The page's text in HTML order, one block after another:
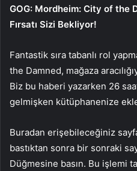
GOG: Mordheim: City of the
Fırsatı Sizi Bekliyor!
Fantastik sıra tabanlı rol
the Damned, mağaza
Biz bu haberi yazarken 26
gelmişken kütüphanenize
Buradan erişebileceğiniz
bastıktan sonra bir sonraki
Düğmesine basın. Bu işlemi